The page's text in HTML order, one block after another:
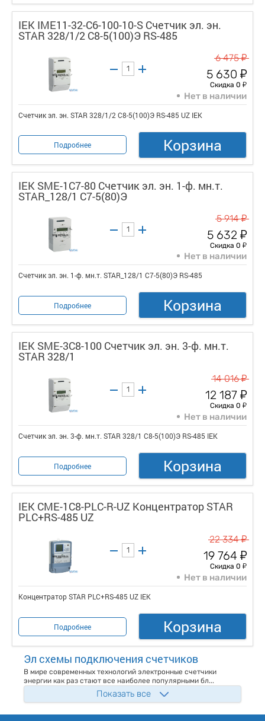
IEK IME11-32-C6-100-10-S Счетчик эл. эн.
STAR 328/1/2 С8-5(100)Э RS-485
6 475у
5 630 у
Скидка 0 у
Нет в наличии
Счетчик эл. эн. STAR 328/1/2 С8-5(100)Э RS-485 UZ IEK
Подробнее Корзина
IEK SME-1C7-80 Счетчик эл. эн. 1-ф. мн.т.
STAR_128/1 С7-5(80)Э
5 914у
5 632 у
Скидка 0 у
Нет в наличии
Счетчик эл. эн. 1-ф. мн.т. STAR_128/1 С7-5(80)Э RS-485
Подробнее Корзина
IEK SME-3C8-100 Счетчик эл. эн. 3-ф. мн.т.
STAR 328/1
14 016у
12 187 у
Скидка 0 у
Нет в наличии
Счетчик эл. эн. 3-ф. мн.т. STAR 328/1 С8-5(100)Э RS-485 IEK
Подробнее Корзина
IEK CME-1C8-PLC-R-UZ Концентратор STAR
PLC+RS-485 UZ
22 334у
19 764 у
Скидка 0 у
Нет в наличии
Концентратор STAR PLC+RS-485 UZ IEK
Подробнее Корзина
Эл схемы подключения счетчиков
В мире современных технологий электронные счетчики
энергии как раз стают все наиболее популярными бл...
Показать все